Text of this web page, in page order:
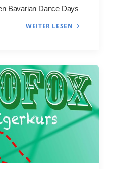
Bavarian Dance Days
WEITER LESEN